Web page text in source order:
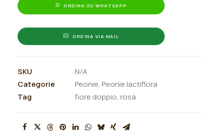
ORDINA SU WHATSAPP
ORDINA VIA MAIL
SKU
N/A
Categorie
Peonie, Peonie lactiflora
Tag
fiore doppio, rosa